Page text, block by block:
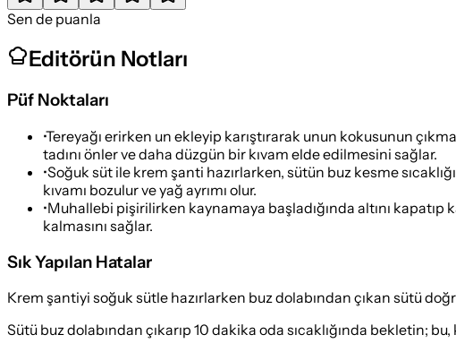
Sen de puanla
Editörün Notları
Püf Noktaları
•Tereyağı erirken un ekleyip karıştırarak unun kokusunun
tadını önler ve daha düzgün bir kıvam elde edilmesini sağlar.
•Soğuk süt ile krem şanti hazırlarken, sütün buz kesme
kıvamı bozulur ve yağ ayrımı olur.
•Muhallebi pişirilirken kaynamaya başladığında altını kapatıp
kalmasını sağlar.
Sık Yapılan Hatalar
Krem şantiyi soğuk sütle hazırlarken buz dolabından çıkan sütü
Sütü buz dolabından çıkarıp 10 dakika oda sıcaklığında bekletin;